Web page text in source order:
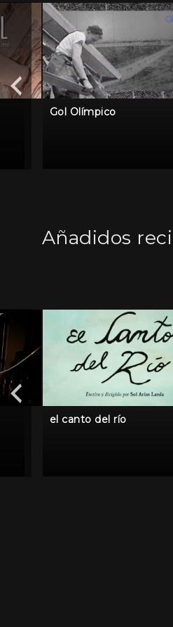
Gol Olímpico
Añadidos
el canto del río